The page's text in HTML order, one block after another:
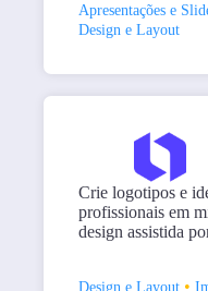
Apresentações e
Design e Layout
Crie logotipos e
profissionais em
design assistida
Design e Layout •